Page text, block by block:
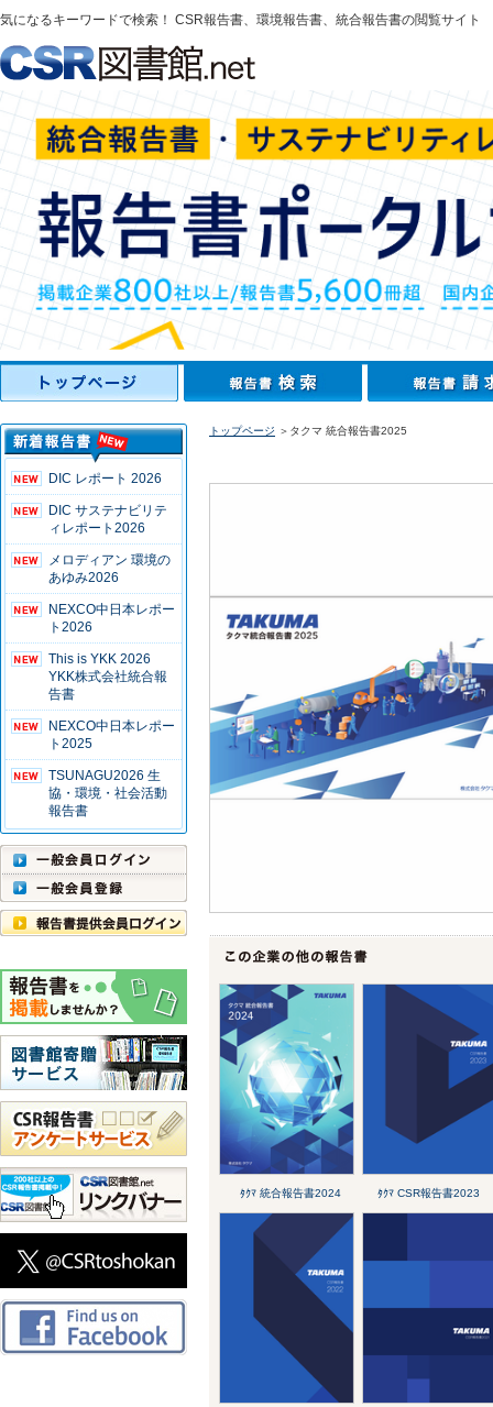
気になるキーワードで検索！ CSR報告書、環境報告書、統合報告書の閲覧サイト
DIC レポート 2026
DIC サステナビリテ
ィレポート2026
メロディアン 環境の
あゆみ2026
NEXCO中日本レポー
ト2026
This is YKK 2026
YKK株式会社統合報
告書
NEXCO中日本レポー
ト2025
TSUNAGU2026 生
協・環境・社会活動
報告書
トップページ ＞タクマ 統合報告書2025
ﾀｸﾏ 統合報告書2024 ﾀｸﾏ CSR報告書2023